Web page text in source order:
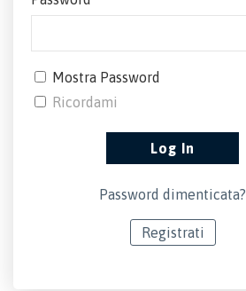
Mostra Password
Ricordami
Password dimenticata?
Registrati